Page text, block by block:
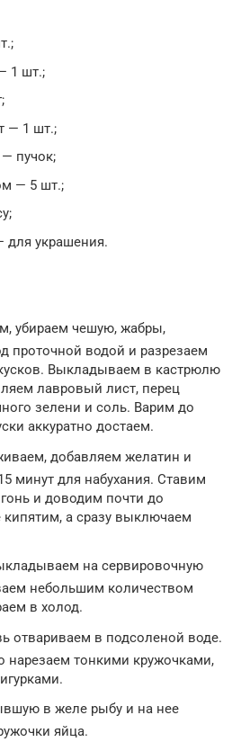
1 шт.;
— 1 шт.;
пучок;
— 5 шт.;
для украшения.
убираем чешую, жабры,
проточной водой и разрезаем
Выкладываем в кастрюлю
лавровый лист, перец
зелени и соль. Варим до
аккуратно достаем.
добавляем желатин и
минут для набухания. Ставим
и доводим почти до
кипятим, а сразу выключаем
на сервировочную
небольшим количеством
в холод.
отвариваем в подсоленой воде.
тонкими кружочками,
в желе рыбу и на нее
яйца.